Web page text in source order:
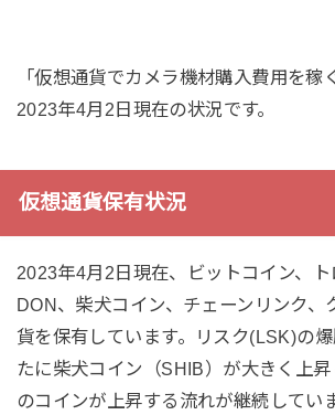
「仮想通貨でカメラ機材購入費用を稼
2023年4月2日現在の状況です。
仮想通貨保有状況
2023年4月2日現在、ビットコイン、ト
DON、柴犬コイン、チェーンリンク、
貨を保有しています。リスク(LSK)の
たに柴犬コイン（SHIB）が大きく上
のコインが上昇する流れが継続してい